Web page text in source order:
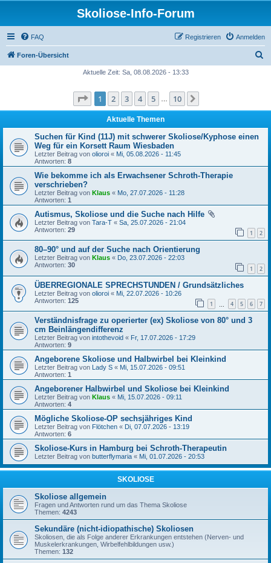
Skoliose-Info-Forum
FAQ Anmelden
Registrieren
Foren-Übersicht
e
Aktuelle Zeit: Sa, 08.08.2026 - 13:33
Seite 1von 10
1 2 3 4 5 10
Aktuelle Themen
Suchen für Kind (11J) mit schwerer Skoliose/Kyphose einen
Weg für ein Korsett Raum Wiesbaden
Letzter Beitrag von olioroi « Mi, 05.08.2026 - 11:45
Antworten: 8
Wie bekomme ich als Erwachsener Schroth-Therapie
verschrieben?
Letzter Beitrag von Klaus « Mo, 27.07.2026 - 11:28
Antworten: 1
Autismus, Skoliose und die Suche nach Hilfe
Letzter Beitrag von Tara-T « Sa, 25.07.2026 - 21:04
Antworten: 29 1 2
80–90° und auf der Suche nach Orientierung
Letzter Beitrag von Klaus « Do, 23.07.2026 - 22:03
Antworten: 30 1 2
ÜBERREGIONALE SPRECHSTUNDEN / Grundsätzliches
Letzter Beitrag von olioroi « Mi, 22.07.2026 - 10:26
Antworten: 125 1 4 5 6 7
Verständnisfrage zu operierter (ex) Skoliose von 80° und 3
cm Beinlängendifferenz
Letzter Beitrag von intothevoid « Fr, 17.07.2026 - 17:29
Antworten: 9
Angeborene Skoliose und Halbwirbel bei Kleinkind
Letzter Beitrag von Lady S « Mi, 15.07.2026 - 09:51
Antworten: 1
Angeborener Halbwirbel und Skoliose bei Kleinkind
Letzter Beitrag von Klaus « Mi, 15.07.2026 - 09:11
Antworten: 4
Mögliche Skoliose-OP sechsjähriges Kind
Letzter Beitrag von Flötchen « Di, 07.07.2026 - 13:19
Antworten: 6
Skoliose-Kurs in Hamburg bei Schroth-Therapeutin
Letzter Beitrag von butterflymaria « Mi, 01.07.2026 - 20:53
SKOLIOSE
Skoliose allgemein
Fragen und Antworten rund um das Thema Skoliose
Themen: 4243
Sekundäre (nicht-idiopathische) Skoliosen
Skoliosen, die als Folge anderer Erkrankungen entstehen (Nerven- und
Muskelerkrankungen, Wirbelfehlbildungen usw.)
Themen: 132